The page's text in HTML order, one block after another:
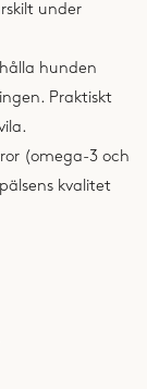
under
hunden
Praktiskt
(omega-3 och
kvalitet